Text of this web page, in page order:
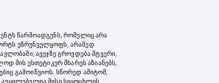
წარმოადგენს, რომელიც არა
უზრუნველყოფს, არამედ
ავეჯზე გროვდება მტვერი,
მის ესთეტიკურ მხარეს აზიანებს,
გამოიწვიოს. სწორედ ამიტომ,
მისი სიცოცხლის